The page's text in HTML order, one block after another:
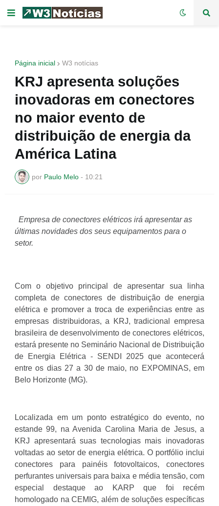
Página inicial W3 notícias
KRJ apresenta soluções
inovadoras em conectores
no maior evento de
distribuição de energia da
América Latina
por Paulo Melo - 10:21
Empresa de conectores elétricos irá apresentar as
últimas novidades dos seus equipamentos para o
setor.
Com o objetivo principal de apresentar sua linha
completa de conectores de distribuição de energia
elétrica e promover a troca de experiências entre as
empresas distribuidoras, a KRJ, tradicional empresa
brasileira de desenvolvimento de conectores elétricos,
estará presente no Seminário Nacional de Distribuição
de Energia Elétrica - SENDI 2025 que acontecerá
entre os dias 27 a 30 de maio, no EXPOMINAS, em
Belo Horizonte (MG).
Localizada em um ponto estratégico do evento, no
estande 99, na Avenida Carolina Maria de Jesus, a
KRJ apresentará suas tecnologias mais inovadoras
voltadas ao setor de energia elétrica. O portfólio inclui
conectores para painéis fotovoltaicos, conectores
perfurantes universais para baixa e média tensão, com
especial destaque ao KARP que foi recém
homologado na CEMIG, além de soluções específicas